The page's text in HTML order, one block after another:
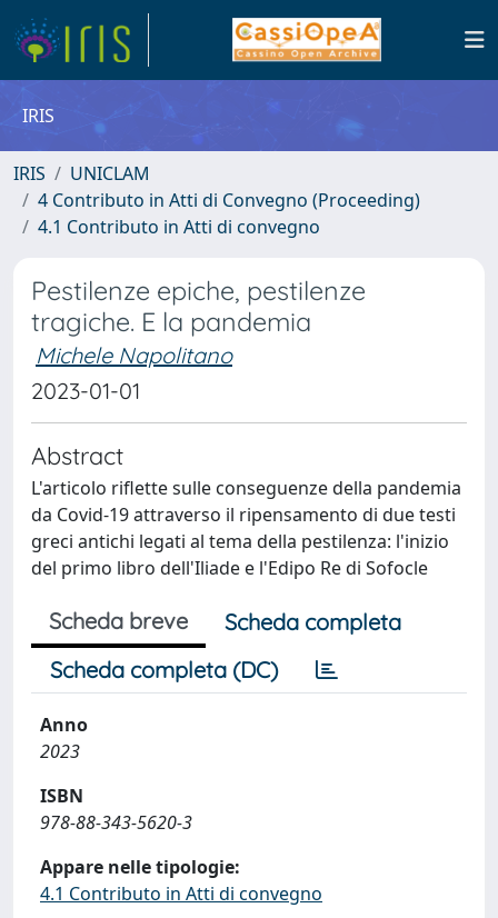
IRIS
IRIS
UNICLAM
4 Contributo in Atti di Convegno (Proceeding)
4.1 Contributo in Atti di convegno
Pestilenze epiche, pestilenze
tragiche. E la pandemia
Michele Napolitano
2023-01-01
Abstract
L'articolo riflette sulle conseguenze della pandemia
da Covid-19 attraverso il ripensamento di due testi
greci antichi legati al tema della pestilenza: l'inizio
del primo libro dell'Iliade e l'Edipo Re di Sofocle
Scheda breve
Scheda completa
Scheda completa (DC)
Anno
2023
ISBN
978-88-343-5620-3
Appare nelle tipologie:
4.1 Contributo in Atti di convegno